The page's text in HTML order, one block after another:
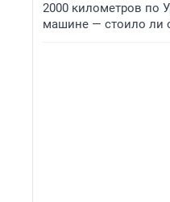
2000 километров по
машине — стоило ли